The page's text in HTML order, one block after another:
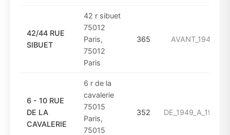
42/44 RUE
SIBUET
42 r sibuet
75012
Paris,
75012
Paris
365 AVANT_1949
6 - 10 RUE
DE LA
CAVALERIE
6 r de la
cavalerie
75015
Paris,
75015
352 DE_1949_A_1960